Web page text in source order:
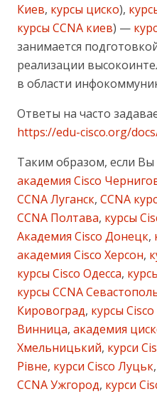
Киев, курсы циско),
курсы CCNA киев) —
занимается
реализации
в области
Ответы на часто
https://edu-cisco.org/
Таким образом, если
академия Cisco
CCNA Луганск, CCNA
CCNA Полтава, курсы
Академия Cisco Донецк,
академия Cisco Херсон,
курсы Cisco Одесса,
курсы CCNA
Кировоград, курсы
Винница, академия
Хмельницький, курси
Рівне, курси Cisco Луцьк,
CCNA Ужгород, курси